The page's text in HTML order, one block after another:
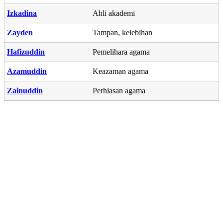
Izkadina Ahli akademi
Zayden Tampan, kelebihan
Hafizuddin Pemelihara agama
Azamuddin Keazaman agama
Zainuddin Perhiasan agama